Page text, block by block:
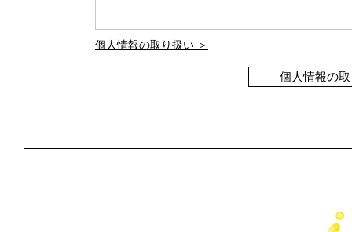
個人情報の取り扱い ＞
個人情報の